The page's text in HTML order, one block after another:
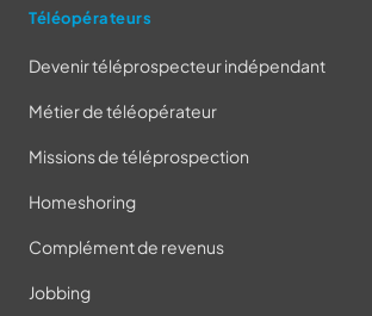
Téléopérateurs
Devenir téléprospecteur indépendant
Métier de téléopérateur
Missions de téléprospection
Homeshoring
Complément de revenus
Jobbing